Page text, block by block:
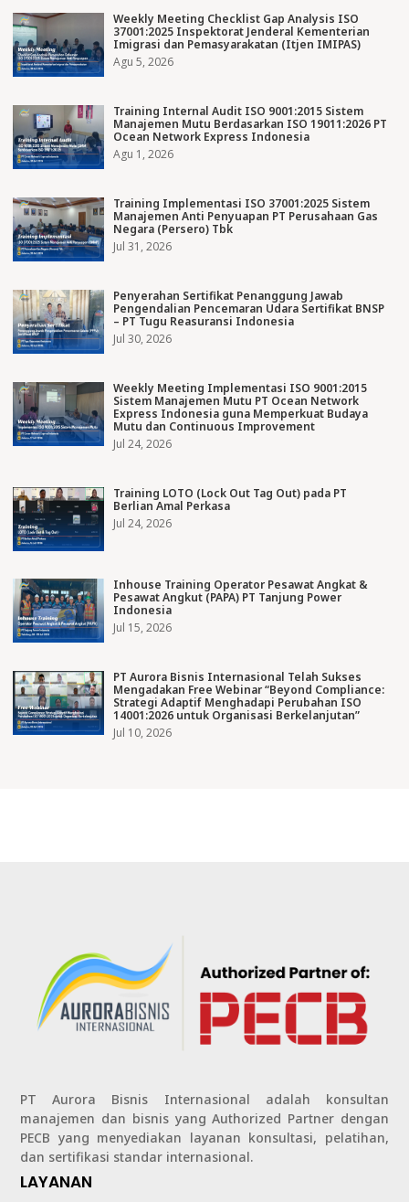
Weekly Meeting Checklist Gap Analysis ISO
37001:2025 Inspektorat Jenderal Kementerian
Imigrasi dan Pemasyarakatan (Itjen IMIPAS)
Agu 5, 2026
Training Internal Audit ISO 9001:2015 Sistem
Manajemen Mutu Berdasarkan ISO 19011:2026 PT
Ocean Network Express Indonesia
Agu 1, 2026
Training Implementasi ISO 37001:2025 Sistem
Manajemen Anti Penyuapan PT Perusahaan Gas
Negara (Persero) Tbk
Jul 31, 2026
Penyerahan Sertifikat Penanggung Jawab
Pengendalian Pencemaran Udara Sertifikat BNSP
– PT Tugu Reasuransi Indonesia
Jul 30, 2026
Weekly Meeting Implementasi ISO 9001:2015
Sistem Manajemen Mutu PT Ocean Network
Express Indonesia guna Memperkuat Budaya
Mutu dan Continuous Improvement
Jul 24, 2026
Training LOTO (Lock Out Tag Out) pada PT
Berlian Amal Perkasa
Jul 24, 2026
Inhouse Training Operator Pesawat Angkat &
Pesawat Angkut (PAPA) PT Tanjung Power
Indonesia
Jul 15, 2026
PT Aurora Bisnis Internasional Telah Sukses
Mengadakan Free Webinar “Beyond Compliance:
Strategi Adaptif Menghadapi Perubahan ISO
14001:2026 untuk Organisasi Berkelanjutan”
Jul 10, 2026
PT Aurora Bisnis Internasional adalah konsultan
manajemen dan bisnis yang Authorized Partner dengan
PECB yang menyediakan layanan konsultasi, pelatihan,
dan sertifikasi standar internasional.
LAYANAN